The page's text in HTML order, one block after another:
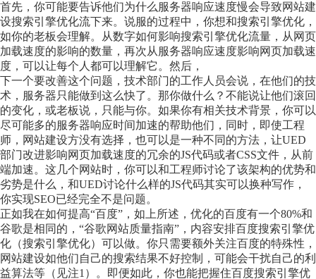
首先，你可能要告诉他们为什么服务器响应速度慢会导致网站建
设搜索引擎优化流下来。说服的过程中，你想和搜索引擎优化，
如你的老板会理解。从数字如何影响搜索引擎优化流量，从网页
加载速度的影响的数量，再次从服务器响应速度影响网页加载速
度，可以让每个人都可以理解它。然后，
下一个要改善这个问题，技术部门的工作人员会说，在他们的技
术，服务器只能做到这么快了。那你做什么？不能说让他们滚回
的变化，或老板说，只能与你。如果你有相关技术背景，你可以
尽可能多的服务器响应时间加速的帮助他们，同时，即使工程
师，网站建设方没有选择，也可以是一种不同的方法，让UED
部门改进影响网页加载速度的冗余的JS代码或者CSS文件，从前
端加速。这几个网站时，你可以和工程师讨论了该架构的优势和
劣势是什么，和UED讨论什么样的JS代码其实可以换种写作，
你实现SEO已经完全不是问题。
正如我在如何提高“百度”，如上所述，优化的百度有一个80%和
谷歌是相同的，“谷歌网站质量指南”，内容安排百度搜索引擎优
化（搜索引擎优化）可以做。你只需要额外关注百度的特殊性，
网站建设如他们自己的搜索结果不好控制，可能会干扰自己的利
益算法等（见注1）。即便如此，你也能把握住百度搜索引擎优